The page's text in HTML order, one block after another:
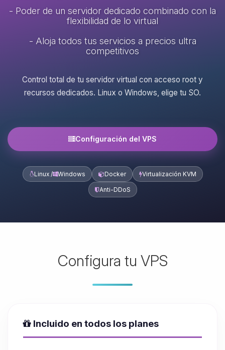
- Poder de un servidor dedicado combinado con la
flexibilidad de lo virtual
- Aloja todos tus servicios a precios ultra
competitivos
Control total de tu servidor virtual con acceso root y
recursos dedicados. Linux o Windows, elige tu SO.
Configuración del VPS
Linux / Windows Docker Virtualización KVM
Anti-DDoS
Configura tu VPS
Incluido en todos los planes